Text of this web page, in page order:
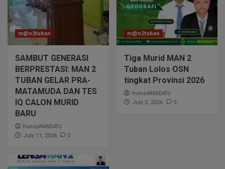
m@n2tuban
SAMBUT GENERASI
BERPRESTASI: MAN 2
TUBAN GELAR PRA-
MATAMUDA DAN TES
IQ CALON MURID
BARU
HumasMANDATU
July 11, 2026 0
m@n2tuban
Tiga Murid MAN 2
Tuban Lolos OSN
tingkat Provinsi 2026
HumasMANDATU
July 5, 2026 0